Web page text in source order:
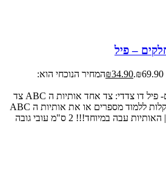
₪34.90
המחיר הנוכחי הוא:
פאזל עץ מונטסורי 26 חלקים- פיל דו צדדי: צד אחד אותיות ה ABC צד
שני מספרים 1-26 כך ניתן בקלות ללמוד מספרים או את אותיות ה ABC
הפאזל רץ לפי סדר הספרות | האותיות עבה במיוחד!!! 2 ס"מ עובי גובה